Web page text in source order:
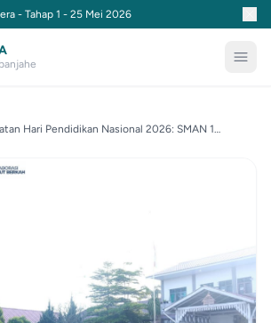
- Tahap 1 - 25 Mei 2026
Hari Pendidikan Nasional 2026: SMAN 1